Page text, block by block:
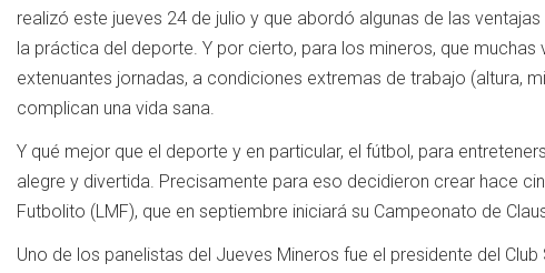
realizó este jueves 24 de julio y que abordó algunas de las
la práctica del deporte. Y por cierto, para los mineros, que
extenuantes jornadas, a condiciones extremas de trabajo (altura,
complican una vida sana.
Y qué mejor que el deporte y en particular, el fútbol, para
alegre y divertida. Precisamente para eso decidieron crear hace
Futbolito (LMF), que en septiembre iniciará su Campeonato de
Uno de los panelistas del Jueves Mineros fue el presidente del Club